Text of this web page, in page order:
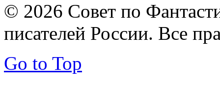
© 2026 Совет по
писателей России. Все
Go to Top